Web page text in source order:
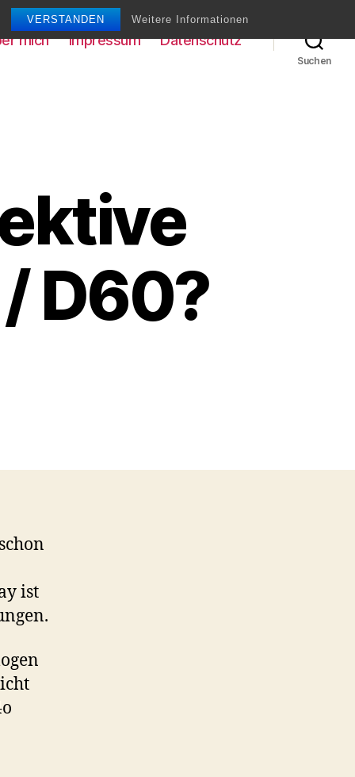
VERSTANDEN Weitere Informationen
mich Impressum Datenschutz
Suchen
D60?
ist